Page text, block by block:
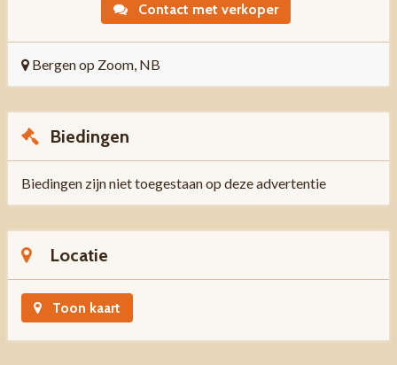
Contact met verkoper
Bergen op Zoom, NB
Biedingen
Biedingen zijn niet toegestaan op deze advertentie
Locatie
Toon kaart